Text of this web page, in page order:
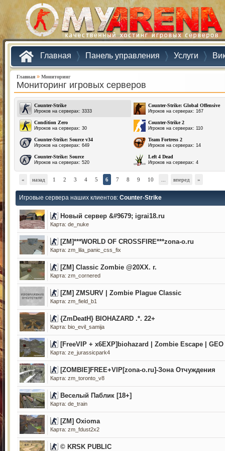
Главная Панель управления Услуги
Главная » Мониторинг
Мониторинг игровых серверов
Counter-Strike
Игроков на серверах: 3333
Condition Zero
Игроков на серверах: 30
Counter-Strike: Source v34
Игроков на серверах: 649
Counter-Strike: Source
Игроков на серверах: 520
Counter-Strike: Global Offensive
Игроков на серверах: 167
Counter-Strike 2
Игроков на серверах: 110
Team Fortress 2
Игроков на серверах: 14
Left 4 Dead
Игроков на серверах: 4
« назад 1 2 3 4 5 6 7 8 9 10 вперед »
Игровые сервера наших клиентов: Counter-Strike
Новый сервер &#9679; igrai18.ru
Карта: de_nuke
[ZM]***WORLD OF CROSSFIRE***zona-o.ru
Карта: zm_lila_panic_css_fix
[ZM] Classic Zombie @20XX. г.
Карта: zm_cornered
[ZM] ZMSURV | Zombie Plague Classic
Карта: zm_field_b1
{ZmDeatH} BIOHAZARD .*. 22+
Карта: bio_evil_samija
[FreeVIP + x6EXP]biohazard | Zombie Escape | GEO
Карта: ze_jurassicpark4
[ZOMBIE]FREE+VIP[zona-o.ru]-Зона Отчуждения
Карта: zm_toronto_v8
Веселый Паблик [18+]
Карта: de_train
[ZM] Oxioma
Карта: zm_fdust2x2
© KRSK PUBLIC